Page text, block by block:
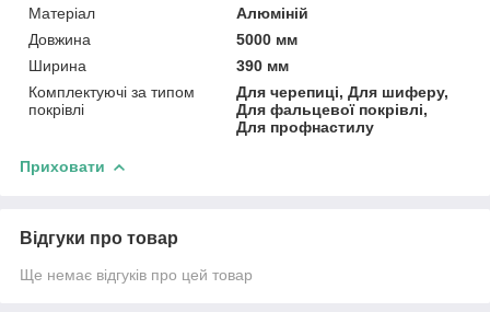
Матеріал
Алюміній
Довжина
5000 мм
Ширина
390 мм
Комплектуючі за типом
покрівлі
Для черепиці, Для шиферу,
Для фальцевої покрівлі,
Для профнастилу
Приховати
Відгуки про товар
Ще немає відгуків про цей товар